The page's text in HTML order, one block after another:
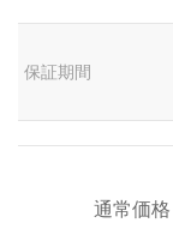
保証期間
通常価格